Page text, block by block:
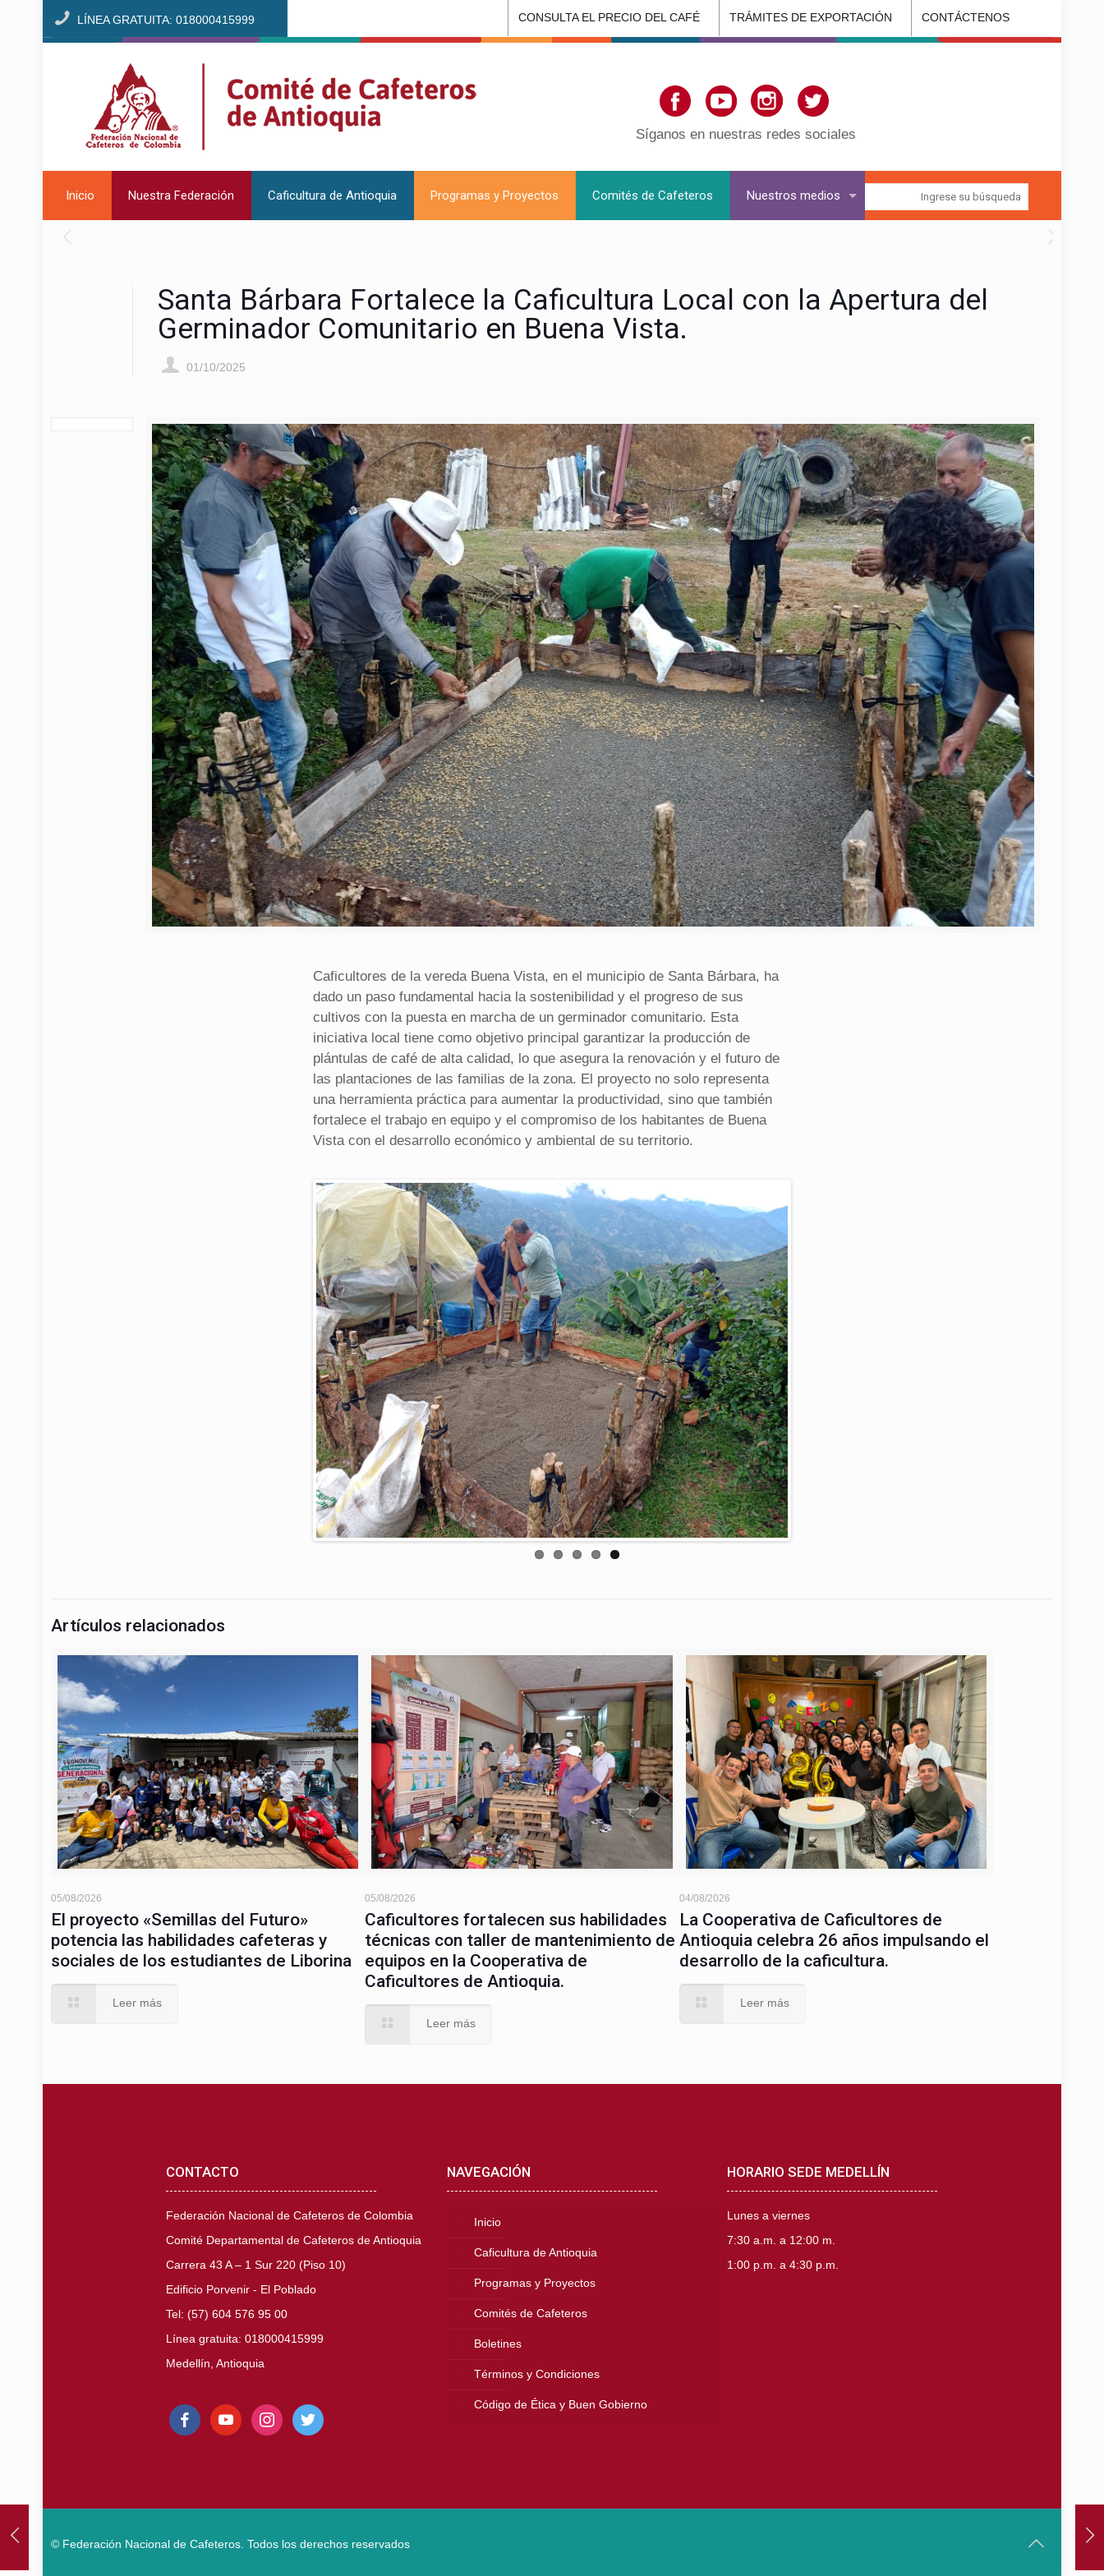
LÍNEA GRATUITA: 018000415999 CONSULTA EL PRECIO DEL CAFÉ TRÁMITES DE EXPORTACIÓN CONTÁCTENOS
Inicio Nuestra Federación Caficultura de Antioquia Programas y Proyectos Comités de Cafeteros Nuestros medios
Síganos en nuestras redes sociales
Santa Bárbara Fortalece la Caficultura Local con la Apertura del
Germinador Comunitario en Buena Vista.
01/10/2025
Caficultores de la vereda Buena Vista, en el municipio de Santa Bárbara, ha
dado un paso fundamental hacia la sostenibilidad y el progreso de sus
cultivos con la puesta en marcha de un germinador comunitario. Esta
iniciativa local tiene como objetivo principal garantizar la producción de
plántulas de café de alta calidad, lo que asegura la renovación y el futuro de
las plantaciones de las familias de la zona. El proyecto no solo representa
una herramienta práctica para aumentar la productividad, sino que también
fortalece el trabajo en equipo y el compromiso de los habitantes de Buena
Vista con el desarrollo económico y ambiental de su territorio.
Artículos relacionados
05/08/2026
El proyecto «Semillas del Futuro»
potencia las habilidades cafeteras y
sociales de los estudiantes de Liborina
Leer más
05/08/2026
Caficultores fortalecen sus habilidades
técnicas con taller de mantenimiento de
equipos en la Cooperativa de
Caficultores de Antioquia.
Leer más
04/08/2026
La Cooperativa de Caficultores de
Antioquia celebra 26 años impulsando el
desarrollo de la caficultura.
Leer más
CONTACTO
Federación Nacional de Cafeteros de Colombia
Comité Departamental de Cafeteros de Antioquia
Carrera 43 A – 1 Sur 220 (Piso 10)
Edificio Porvenir - El Poblado
Tel: (57) 604 576 95 00
Línea gratuita: 018000415999
Medellín, Antioquia
facebookyoutube instagramtwitter
NAVEGACIÓN
Inicio
Caficultura de Antioquia
Programas y Proyectos
Comités de Cafeteros
Boletines
Términos y Condiciones
Código de Ética y Buen Gobierno
HORARIO SEDE MEDELLÍN
Lunes a viernes
7:30 a.m. a 12:00 m.
1:00 p.m. a 4:30 p.m.
© Federación Nacional de Cafeteros. Todos los derechos reservados